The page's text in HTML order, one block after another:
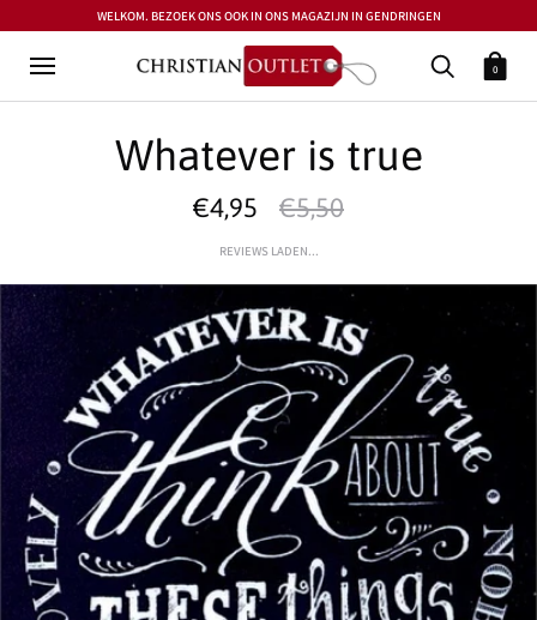
WELKOM. BEZOEK ONS OOK IN ONS MAGAZIJN IN GENDRINGEN
0
Whatever is true
€4,95 €5,50
REVIEWS LADEN...